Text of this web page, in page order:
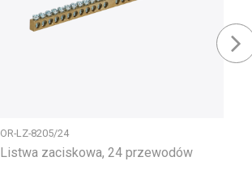
OR-LZ-8205/24
Listwa zaciskowa, 24 przewodów